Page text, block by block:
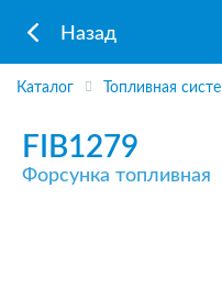
Назад
Каталог Топливная
FIB1279
Форсунка топливная